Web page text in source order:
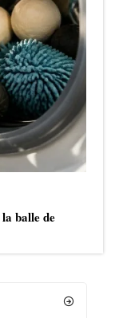
balle de